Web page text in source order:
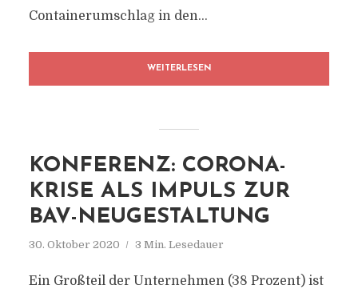
Containerumschlag in den...
WEITERLESEN
KONFERENZ: CORONA-
KRISE ALS IMPULS ZUR
BAV-NEUGESTALTUNG
30. Oktober 2020 3 Min. Lesedauer
Ein Großteil der Unternehmen (38 Prozent) ist